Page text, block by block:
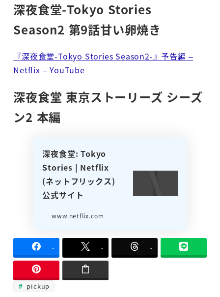
深夜食堂-Tokyo Stories
Season2 第9話甘い卵焼き
『深夜食堂-Tokyo Stories Season2-』予告編 –
Netflix – YouTube
深夜食堂 東京ストーリーズ シーズ
ン2 本編
深夜食堂: Tokyo
Stories | Netflix
( ネ ッ ト フ リ ッ ク ス )
公 式サ イ ト
www.netflix.com
- - -
pickup